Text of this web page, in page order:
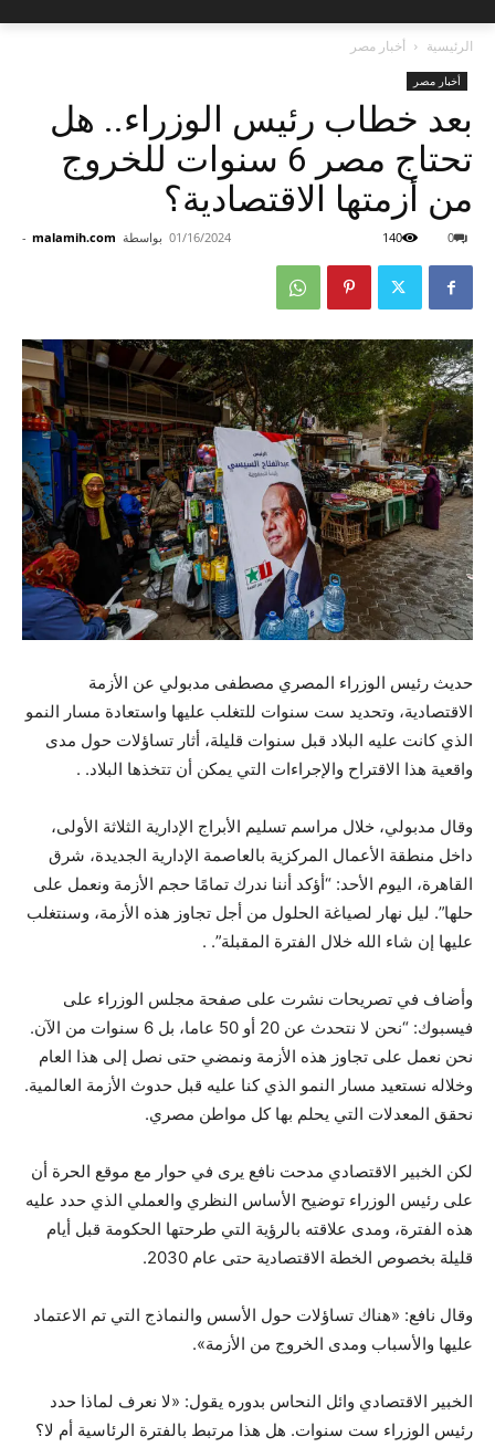
الرئيسية أخبار مصر
أخبار مصر
بعد خطاب رئيس الوزراء.. هل
تحتاج مصر 6 سنوات للخروج
من أزمتها الاقتصادية؟
بواسطة malamih.com
- 01/16/2024 0
140
حديث رئيس الوزراء المصري مصطفى مدبولي عن الأزمة
الاقتصادية، وتحديد ست سنوات للتغلب عليها واستعادة مسار النمو
الذي كانت عليه البلاد قبل سنوات قليلة، أثار تساؤلات حول مدى
واقعية هذا الاقتراح والإجراءات التي يمكن أن تتخذها البلاد. .
وقال مدبولي، خلال مراسم تسليم الأبراج الإدارية الثلاثة الأولى،
داخل منطقة الأعمال المركزية بالعاصمة الإدارية الجديدة، شرق
القاهرة، اليوم الأحد: “أؤكد أننا ندرك تمامًا حجم الأزمة ونعمل على
حلها”. ليل نهار لصياغة الحلول من أجل تجاوز هذه الأزمة، وسنتغلب
عليها إن شاء الله خلال الفترة المقبلة”. .
وأضاف في تصريحات نشرت على صفحة مجلس الوزراء على
فيسبوك: “نحن لا نتحدث عن 20 أو 50 عاما، بل 6 سنوات من الآن.
نحن نعمل على تجاوز هذه الأزمة ونمضي حتى نصل إلى هذا العام
وخلاله نستعيد مسار النمو الذي كنا عليه قبل حدوث الأزمة العالمية.
نحقق المعدلات التي يحلم بها كل مواطن مصري.
لكن الخبير الاقتصادي مدحت نافع يرى في حوار مع موقع الحرة أن
على رئيس الوزراء توضيح الأساس النظري والعملي الذي حدد عليه
هذه الفترة، ومدى علاقته بالرؤية التي طرحتها الحكومة قبل أيام
قليلة بخصوص الخطة الاقتصادية حتى عام 2030.
وقال نافع: «هناك تساؤلات حول الأسس والنماذج التي تم الاعتماد
عليها والأسباب ومدى الخروج من الأزمة».
الخبير الاقتصادي وائل النحاس بدوره يقول: «لا نعرف لماذا حدد
رئيس الوزراء ست سنوات. هل هذا مرتبط بالفترة الرئاسية أم لا؟